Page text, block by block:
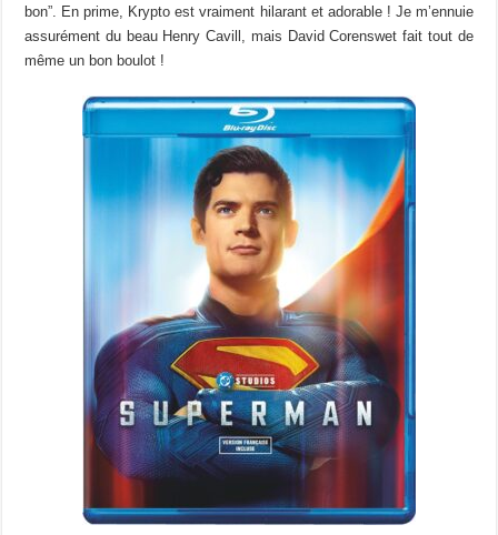
bon”. En prime, Krypto est vraiment hilarant et adorable ! Je m’ennuie
assurément du beau Henry Cavill, mais David Corenswet fait tout de
même un bon boulot !